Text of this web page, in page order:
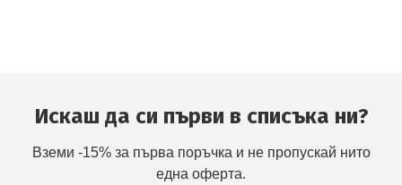
Искаш да си първи в списъка ни?
Вземи -15% за първа поръчка и не пропускай нито
една оферта.